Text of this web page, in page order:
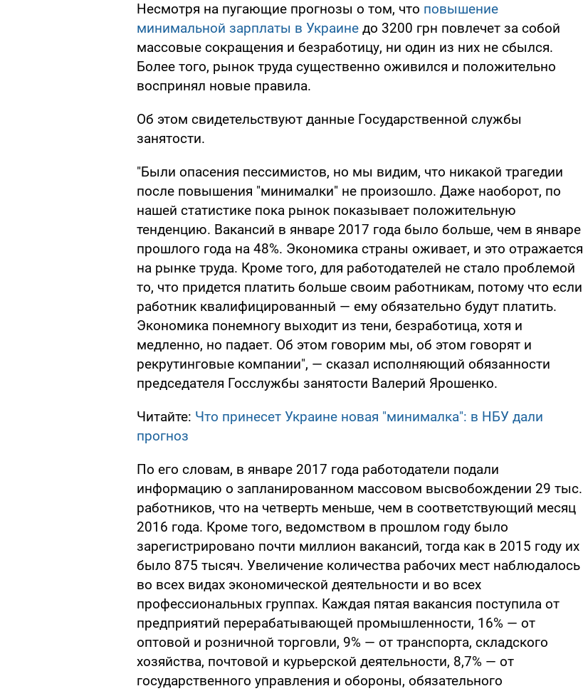
Несмотря на пугающие прогнозы о том, что повышение
минимальной зарплаты в Украине до 3200 грн повлечет за собой
массовые сокращения и безработицу, ни один из них не сбылся.
Более того, рынок труда существенно оживился и положительно
воспринял новые правила.
Об этом свидетельствуют данные Государственной службы
занятости.
"Были опасения пессимистов, но мы видим, что никакой трагедии
после повышения "минималки" не произошло. Даже наоборот, по
нашей статистике пока рынок показывает положительную
тенденцию. Вакансий в январе 2017 года было больше, чем в январе
прошлого года на 48%. Экономика страны оживает, и это отражается
на рынке труда. Кроме того, для работодателей не стало проблемой
то, что придется платить больше своим работникам, потому что если
работник квалифицированный — ему обязательно будут платить.
Экономика понемногу выходит из тени, безработица, хотя и
медленно, но падает. Об этом говорим мы, об этом говорят и
рекрутинговые компании", — сказал исполняющий обязанности
председателя Госслужбы занятости Валерий Ярошенко.
Читайте: Что принесет Украине новая "минималка": в НБУ дали
прогноз
По его словам, в январе 2017 года работодатели подали
информацию о запланированном массовом высвобождении 29 тыс.
работников, что на четверть меньше, чем в соответствующий месяц
2016 года. Кроме того, ведомством в прошлом году было
зарегистрировано почти миллион вакансий, тогда как в 2015 году их
было 875 тысяч. Увеличение количества рабочих мест наблюдалось
во всех видах экономической деятельности и во всех
профессиональных группах. Каждая пятая вакансия поступила от
предприятий перерабатывающей промышленности, 16% — от
оптовой и розничной торговли, 9% — от транспорта, складского
хозяйства, почтовой и курьерской деятельности, 8,7% — от
государственного управления и обороны, обязательного